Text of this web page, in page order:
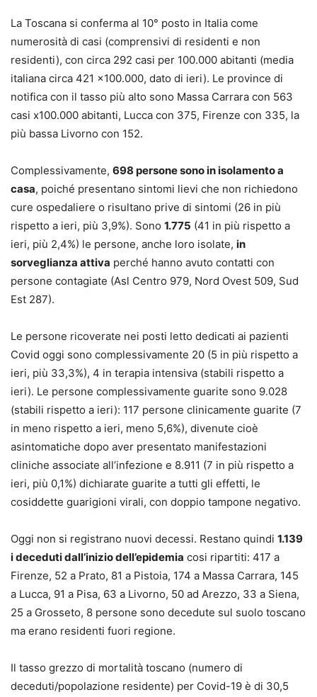
La Toscana si conferma al 10° posto in Italia come
numerosità di casi (comprensivi di residenti e non
residenti), con circa 292 casi per 100.000 abitanti (media
italiana circa 421 x100.000, dato di ieri). Le province di
notifica con il tasso più alto sono Massa Carrara con 563
casi x100.000 abitanti, Lucca con 375, Firenze con 335, la
più bassa Livorno con 152.
Complessivamente, 698 persone sono in isolamento a
casa, poiché presentano sintomi lievi che non richiedono
cure ospedaliere o risultano prive di sintomi (26 in più
rispetto a ieri, più 3,9%). Sono 1.775 (41 in più rispetto a
ieri, più 2,4%) le persone, anche loro isolate, in
sorveglianza attiva perché hanno avuto contatti con
persone contagiate (Asl Centro 979, Nord Ovest 509, Sud
Est 287).
Le persone ricoverate nei posti letto dedicati ai pazienti
Covid oggi sono complessivamente 20 (5 in più rispetto a
ieri, più 33,3%), 4 in terapia intensiva (stabili rispetto a
ieri). Le persone complessivamente guarite sono 9.028
(stabili rispetto a ieri): 117 persone clinicamente guarite (7
in meno rispetto a ieri, meno 5,6%), divenute cioè
asintomatiche dopo aver presentato manifestazioni
cliniche associate all’infezione e 8.911 (7 in più rispetto a
ieri, più 0,1%) dichiarate guarite a tutti gli effetti, le
cosiddette guarigioni virali, con doppio tampone negativo.
Oggi non si registrano nuovi decessi. Restano quindi 1.139
i deceduti dall’inizio dell’epidemia cosi ripartiti: 417 a
Firenze, 52 a Prato, 81 a Pistoia, 174 a Massa Carrara, 145
a Lucca, 91 a Pisa, 63 a Livorno, 50 ad Arezzo, 33 a Siena,
25 a Grosseto, 8 persone sono decedute sul suolo toscano
ma erano residenti fuori regione.
Il tasso grezzo di mortalità toscano (numero di
deceduti/popolazione residente) per Covid-19 è di 30,5